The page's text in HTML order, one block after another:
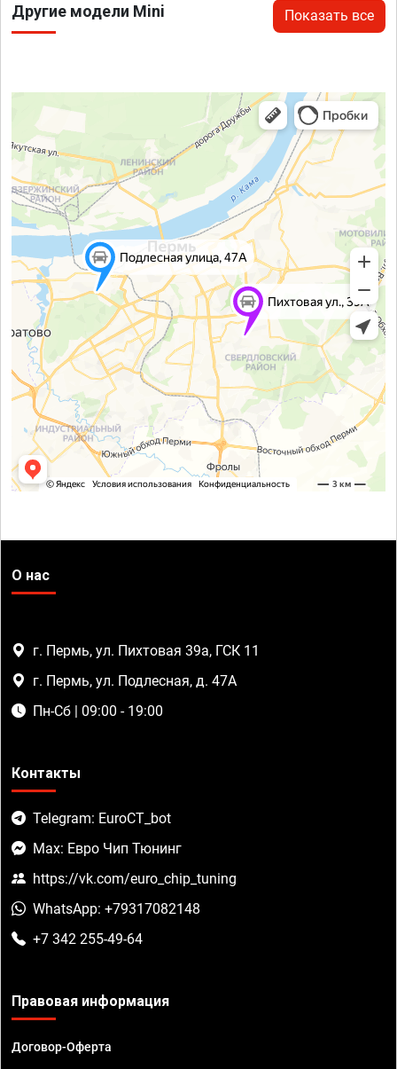
Другие модели Mini Показать все
О нас
г. Пермь, ул. Пихтовая 39а, ГСК 11
г. Пермь, ул. Подлесная, д. 47А
Пн-Сб | 09:00 - 19:00
Контакты
Telegram: EuroCT_bot
Max: Евро Чип Тюнинг
https://vk.com/euro_chip_tuning
WhatsApp: +79317082148
+7 342 255-49-64
Правовая информация
Договор-Оферта